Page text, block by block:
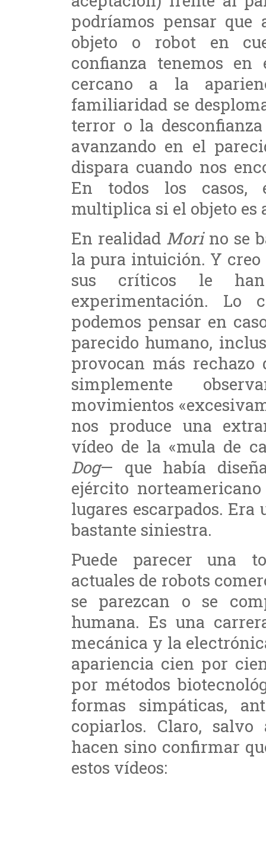
podríamos pensar
objeto o robot en
confianza tenemos
cercano a la
familiaridad se
terror o la
avanzando en el
dispara cuando nos
En todos los casos,
multiplica si el objeto es
En realidad Morino se
la pura intuición. Y creo
sus críticos le
experimentación. Lo
podemos pensar en
parecido humano,
provocan más rechazo
simplemente
movimientos
nos produce una
vídeo de la «mula de
Dog— que había
ejército
lugares escarpados.
bastante siniestra.
Puede parecer una
actuales de robots
se parezcan o se
humana. Es una
mecánica y la
apariencia cien por
por métodos
formas simpáticas,
copiarlos. Claro, salvo
hacen sino confirmar
estos vídeos: